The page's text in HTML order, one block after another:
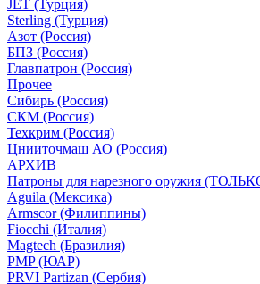
JET (Турция)
Sterling (Турция)
Азот (Россия)
БПЗ (Россия)
Главпатрон (Россия)
Прочее
Сибирь (Россия)
СКМ (Россия)
Техкрим (Россия)
Цнииточмаш АО (Россия)
АРХИВ
Патроны для нарезного оружия
Aguila (Мексика)
Armscor (Филиппины)
Fiocchi (Италия)
Magtech (Бразилия)
PMP (ЮАР)
PRVI Partizan (Сербия)